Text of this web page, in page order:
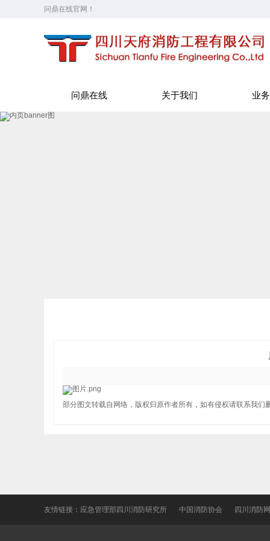
问鼎在线官网！
问鼎在线 关于我们 业
部分图文转载自网络，版权归原作者所有，如有侵权请联系我
友情链接： 应急管理部四川消防研究所 中国消防协会 四川消防网